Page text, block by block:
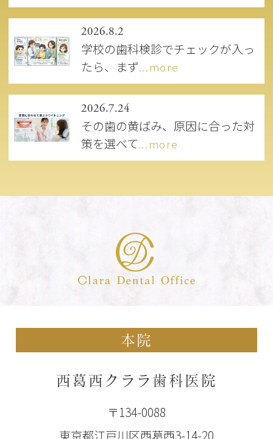
2026.8.2
学校の歯科検診でチェックが入っ
たら、まず...more
2026.7.24
その歯の黄ばみ、原因に合った対
策を選べて...more
本院
西葛西クララ歯科医院
〒134-0088
東京都江戸川区西葛西3-14-20